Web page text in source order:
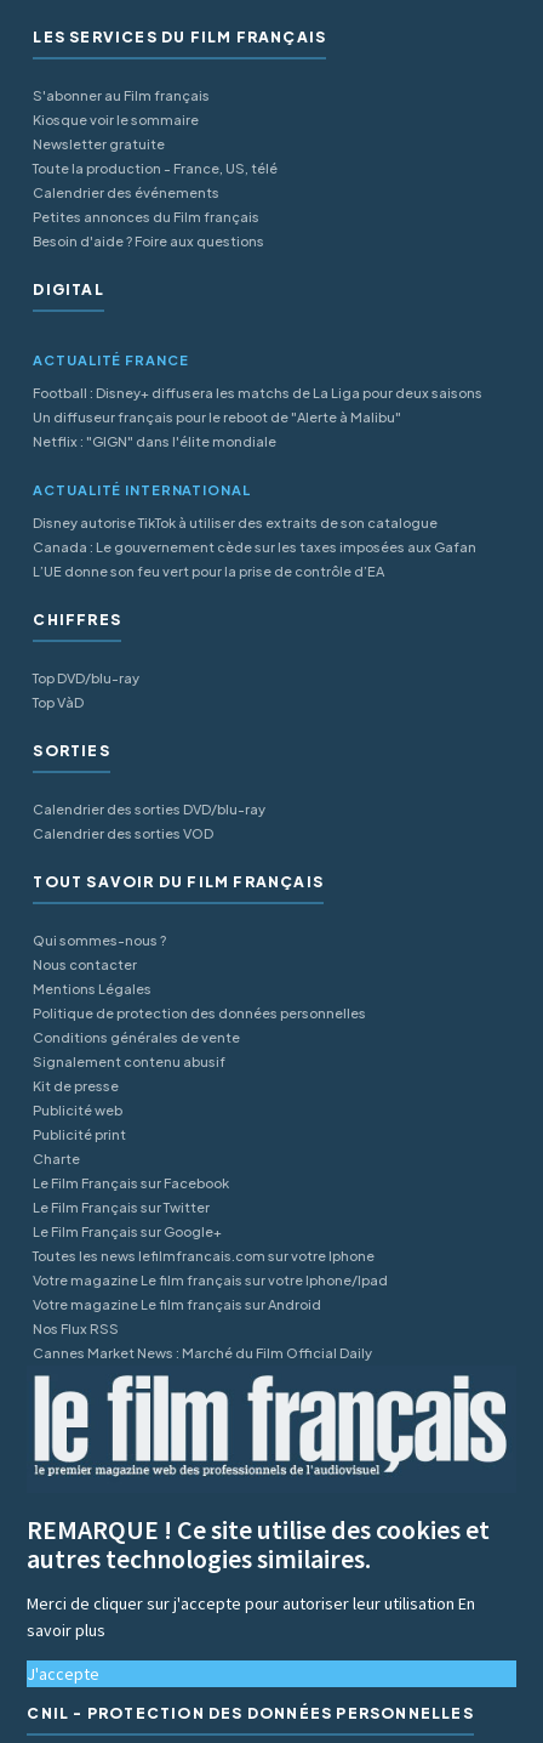
LES SERVICES DU FILM FRANÇAIS
S'abonner au Film français
Kiosque voir le sommaire
Newsletter gratuite
Toute la production - France, US, télé
Calendrier des événements
Petites annonces du Film français
Besoin d'aide ? Foire aux questions
DIGITAL
ACTUALITÉ FRANCE
Football : Disney+ diffusera les matchs de La Liga pour deux saisons
Un diffuseur français pour le reboot de "Alerte à Malibu"
Netflix : "GIGN" dans l'élite mondiale
ACTUALITÉ INTERNATIONAL
Disney autorise TikTok à utiliser des extraits de son catalogue
Canada : Le gouvernement cède sur les taxes imposées aux Gafan
L’UE donne son feu vert pour la prise de contrôle d’EA
CHIFFRES
Top DVD/blu-ray
Top VàD
SORTIES
Calendrier des sorties DVD/blu-ray
Calendrier des sorties VOD
TOUT SAVOIR DU FILM FRANÇAIS
Qui sommes-nous ?
Nous contacter
Mentions Légales
Politique de protection des données personnelles
Conditions générales de vente
Signalement contenu abusif
Kit de presse
Publicité web
Publicité print
Charte
Le Film Français sur Facebook
Le Film Français sur Twitter
Le Film Français sur Google+
Toutes les news lefilmfrancais.com sur votre Iphone
Votre magazine Le film français sur votre Iphone/Ipad
Votre magazine Le film français sur Android
Nos Flux RSS
Cannes Market News : Marché du Film Official Daily
REMARQUE ! Ce site utilise des cookies et
autres technologies similaires.
Merci de cliquer sur j'accepte pour autoriser leur utilisationEn
savoir plus
J'accepte
CNIL - PROTECTION DES DONNÉES PERSONNELLES